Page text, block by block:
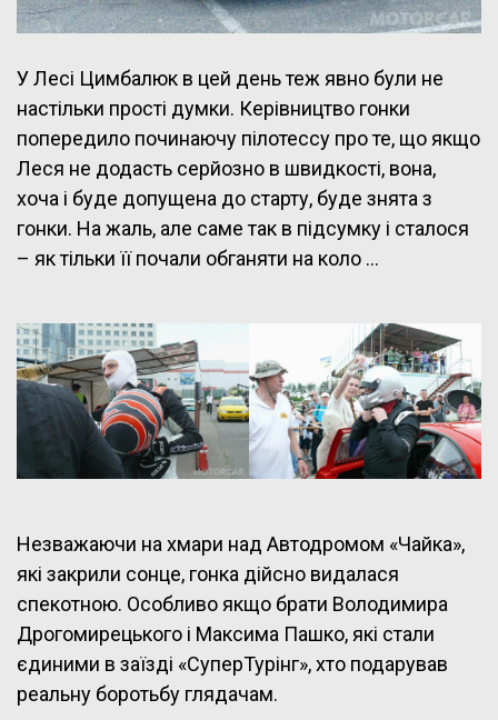
У Лесі Цимбалюк в цей день теж явно були не
настільки прості думки. Керівництво гонки
попередило починаючу пілотессу про те, що якщо
Леся не додасть серйозно в швидкості, вона,
хоча і буде допущена до старту, буде знята з
гонки. На жаль, але саме так в підсумку і сталося
– як тільки її почали обганяти на коло …
Незважаючи на хмари над Автодромом «Чайка»,
які закрили сонце, гонка дійсно видалася
спекотною. Особливо якщо брати Володимира
Дрогомирецького і Максима Пашко, які стали
єдиними в заїзді «СуперТурінг», хто подарував
реальну боротьбу глядачам.